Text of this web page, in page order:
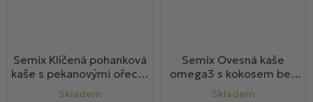
Semix Klíčená pohanková
kaše s pekanovými ořechy
bez lepku 65g
Skladem
Semix Ovesná kaše
omega3 s kokosem bez
lepku 65g
Skladem